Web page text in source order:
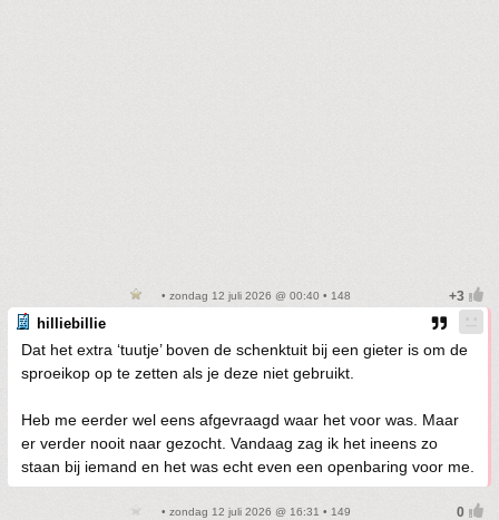
• zondag 12 juli 2026 @ 00:40 • 148
hilliebillie
Dat het extra ‘tuutje’ boven de schenktuit bij een gieter is om de
sproeikop op te zetten als je deze niet gebruikt.
Heb me eerder wel eens afgevraagd waar het voor was. Maar
er verder nooit naar gezocht. Vandaag zag ik het ineens zo
staan bij iemand en het was echt even een openbaring voor me.
• zondag 12 juli 2026 @ 16:31 • 149